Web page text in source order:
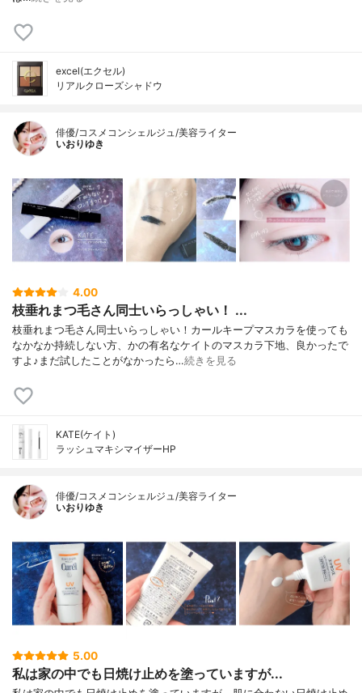
excel(エクセル)
リアルクローズシャドウ
俳優/コスメコンシェルジュ/美容ライター
いおりゆき
4.00
枝垂れまつ毛さん同士いらっしゃい！ ...
枝垂れまつ毛さん同士いらっしゃい！カールキープマスカラを使っても
なかなか持続しない方、かの有名なケイトのマスカラ下地、良かったで
すよ♪まだ試したことがなかったら…続きを見る
KATE(ケイト)
ラッシュマキシマイザーHP
俳優/コスメコンシェルジュ/美容ライター
いおりゆき
5.00
私は家の中でも日焼け止めを塗っていますが...